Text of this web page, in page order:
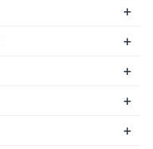
+
+
+
+
+